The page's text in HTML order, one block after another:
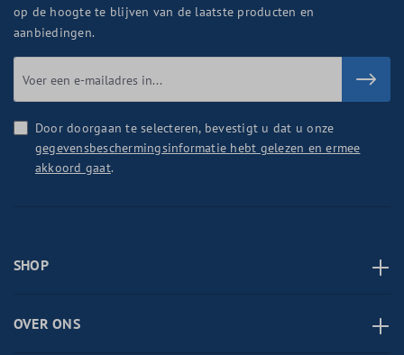
op de hoogte te blijven van de laatste producten en
aanbiedingen.
Door doorgaan te selecteren, bevestigt u dat u onze
gegevensbeschermingsinformatie hebt gelezen en ermee
akkoord gaat.
SHOP
OVER ONS